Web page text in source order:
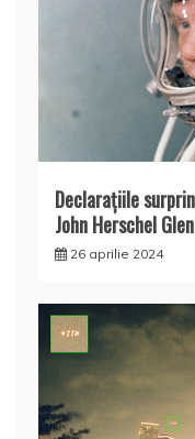
Declaraţiile
John Herschel
26 aprilie 2024